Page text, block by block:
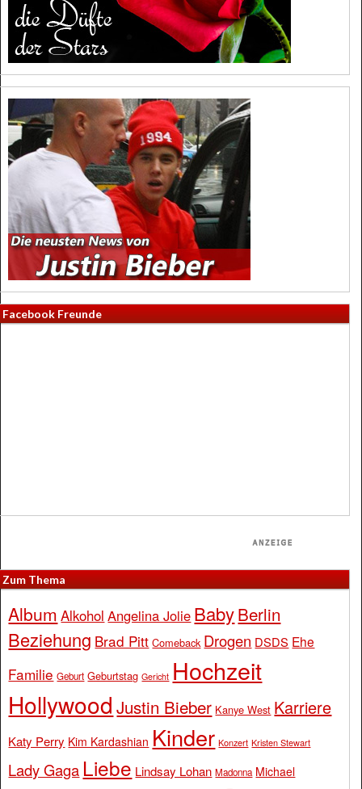
Facebook Freunde
Zum Thema
Album Alkohol Angelina Jolie BabyBerlin
Beziehung Brad Pitt Comeback Drogen DSDS Ehe
Familie Geburt Geburtstag Gericht Hochzeit
Hollywood Justin Bieber Kanye West Karriere
Katy Perry Kim Kardashian Kinder Konzert Kristen Stewart
Lady Gaga Liebe Lindsay Lohan Madonna Michael